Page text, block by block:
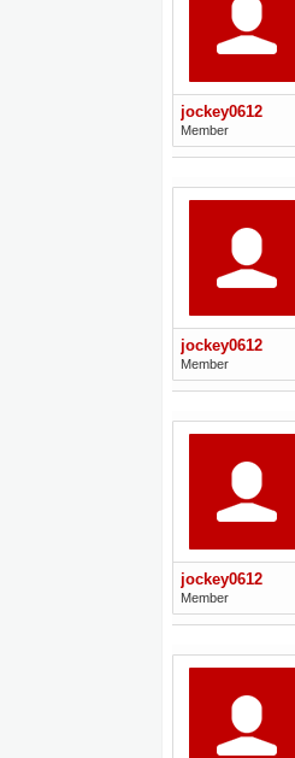
jockey0612
Member
jockey0612
Member
jockey0612
Member